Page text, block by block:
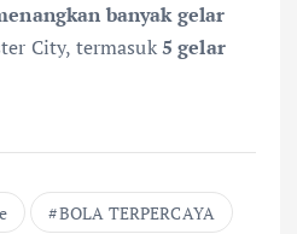
banyak gelar
City, termasuk5 gelar
BOLA TERPERCAYA